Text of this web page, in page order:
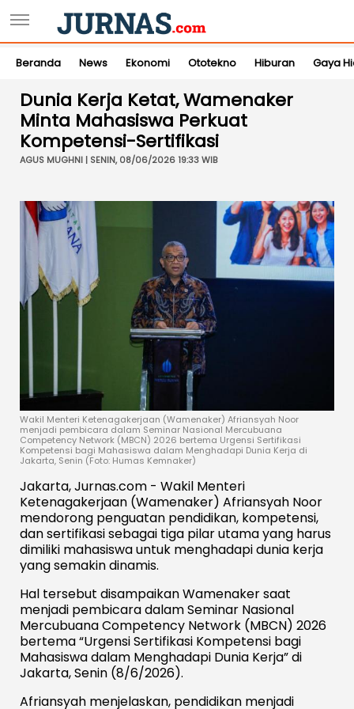
Beranda News Ekonomi Ototekno Hiburan Gaya
Dunia Kerja Ketat, Wamenaker
Minta Mahasiswa Perkuat
Kompetensi-Sertifikasi
AGUS MUGHNI | SENIN, 08/06/2026 19:33 WIB
Wakil Menteri Ketenagakerjaan (Wamenaker) Afriansyah Noor
menjadi pembicara dalam Seminar Nasional Mercubuana
Competency Network (MBCN) 2026 bertema Urgensi Sertifikasi
Kompetensi bagi Mahasiswa dalam Menghadapi Dunia Kerja di
Jakarta, Senin (Foto: Humas Kemnaker)
Jakarta, Jurnas.com - Wakil Menteri
Ketenagakerjaan (Wamenaker) Afriansyah Noor
mendorong penguatan pendidikan, kompetensi,
dan sertifikasi sebagai tiga pilar utama yang harus
dimiliki mahasiswa untuk menghadapi dunia kerja
yang semakin dinamis.
Hal tersebut disampaikan Wamenaker saat
menjadi pembicara dalam Seminar Nasional
Mercubuana Competency Network (MBCN) 2026
bertema “Urgensi Sertifikasi Kompetensi bagi
Mahasiswa dalam Menghadapi Dunia Kerja” di
Jakarta, Senin (8/6/2026).
Afriansyah menjelaskan, pendidikan menjadi